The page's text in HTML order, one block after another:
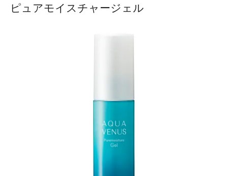
ピュアモイスチャージェル